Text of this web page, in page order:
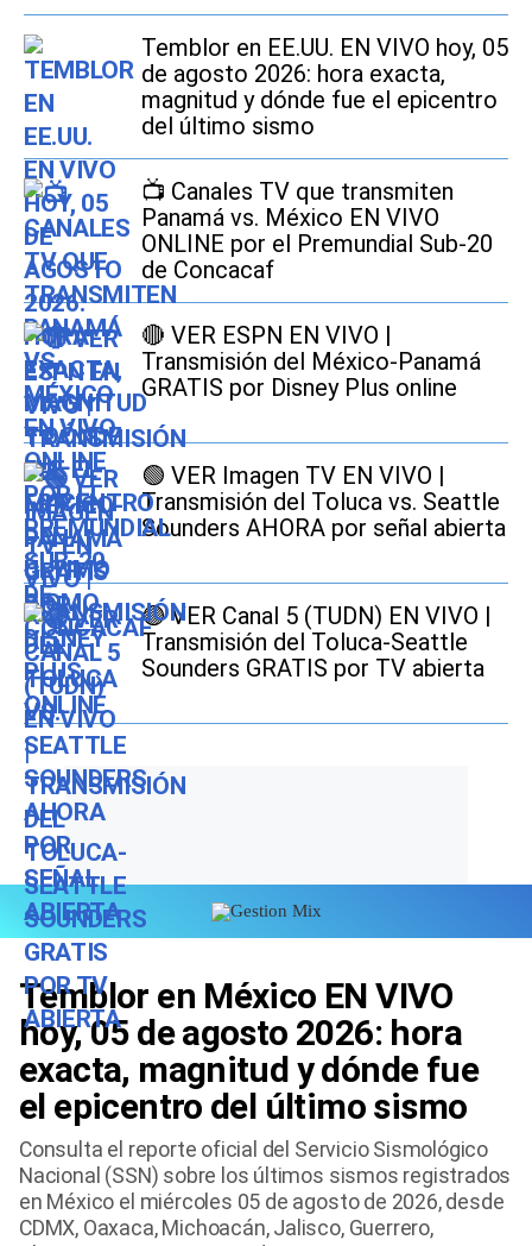
Temblor en EE.UU. EN VIVO hoy, 05
de agosto 2026: hora exacta,
magnitud y dónde fue el epicentro
del último sismo
📺 Canales TV que transmiten
Panamá vs. México EN VIVO
ONLINE por el Premundial Sub-20
de Concacaf
🔴 VER ESPN EN VIVO |
Transmisión del México-Panamá
GRATIS por Disney Plus online
🟢 VER Imagen TV EN VIVO |
Transmisión del Toluca vs. Seattle
Sounders AHORA por señal abierta
🟣 VER Canal 5 (TUDN) EN VIVO |
Transmisión del Toluca-Seattle
Sounders GRATIS por TV abierta